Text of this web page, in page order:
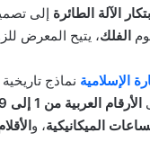
الآلة الطائرة إلى
الفلك، يتيح المعرض
الإسلامية نماذج
الأرقام العربية من 1 إلى 9
الميكانيكية، و